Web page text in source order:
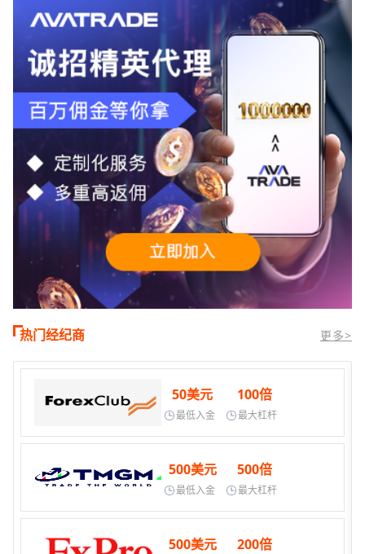
TMGM官网交易资讯了解，周三亚洲交易
时段,油价暴跌逾6%,布伦特原油跌破每桶
100美元
热门经纪商 更多>
50美元
最低入金
100倍
最大杠杆
500美元
最低入金
500倍
最大杠杆
500美元 200倍